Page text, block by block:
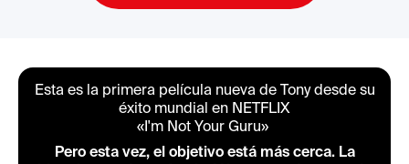
Esta es la primera película nueva de Tony desde su
éxito mundial en NETFLIX
«I'm Not Your Guru»
Pero esta vez, el objetivo está más cerca. La